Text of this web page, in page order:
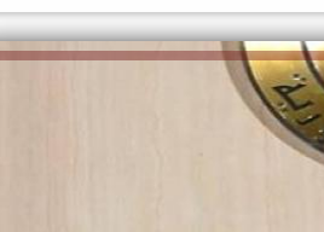
إلهام شرشر تكتب: دي مبقتش كورة..